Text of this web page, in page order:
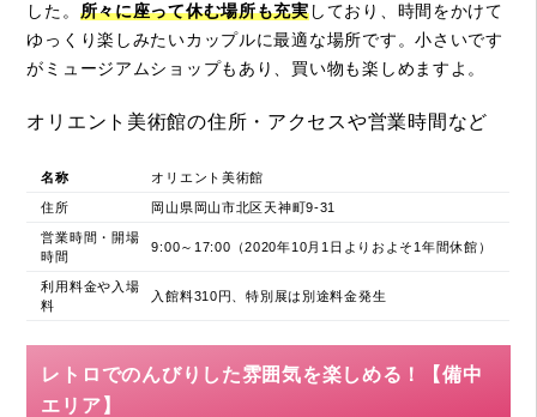
した。 所々に座って休む場所も充実しており、時間をかけて
ゆっくり楽しみたいカップルに最適な場所です。小さいです
がミュージアムショップもあり、買い物も楽しめますよ。
オリエント美術館の住所・アクセスや営業時間など
名称 オリエント美術館
住所 岡山県岡山市北区天神町9-31
営業時間・開場
時間
9:00～17:00（2020年10月1日よりおよそ1年間休館）
利用料金や入場
料
入館料310円、特別展は別途料金発生
レトロでのんびりした雰囲気を楽しめる！【備中
エリア】